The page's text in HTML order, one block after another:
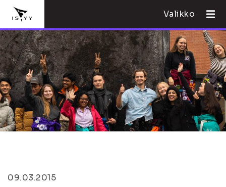
Valikko
09.03.2015